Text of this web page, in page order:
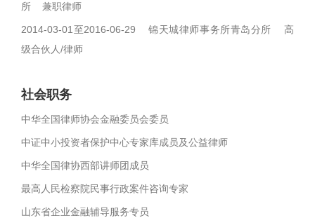
所 兼职律师
2014-03-01至2016-06-29 锦天城律师事务所青岛分所 高
级合伙人/律师
社会职务
中华全国律师协会金融委员会委员
中证中小投资者保护中心专家库成员及公益律师
中华全国律协西部讲师团成员
最高人民检察院民事行政案件咨询专家
山东省企业金融辅导服务专员